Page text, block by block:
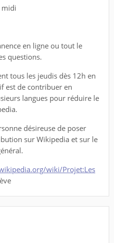
midi
en ligne ou tout le
questions.
tous les jeudis dès 12h en
est de contribuer en
langues pour réduire le
désireuse de poser
sur Wikipedia et sur le
wiki/Projet:Les